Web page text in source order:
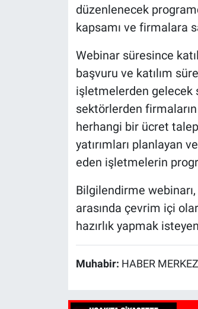
düzenlenecek
kapsamı ve firmalara
Webinar süresince
başvuru ve katılım
işletmelerden gelecek
sektörlerden
herhangi bir ücret
yatırımları planlayan
eden işletmelerin
Bilgilendirme
arasında çevrim içi
hazırlık yapmak
Muhabir: HABER